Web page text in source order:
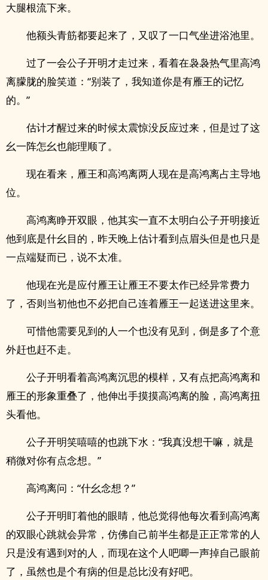
大腿根流下来。
他额头青筋都要起来了，又叹了一口气坐进浴池里。
过了一会公子开明才走过来，看着在袅袅热气里高鸿
离朦胧的脸笑道：“别装了，我知道你是有雁王的记忆
的。”
估计才醒过来的时候太震惊没反应过来，但是过了这
幺一阵怎幺也能理顺了。
现在看来，雁王和高鸿离两人现在是高鸿离占主导地
位。
高鸿离睁开双眼，他其实一直不太明白公子开明接近
他到底是什幺目的，昨天晚上估计看到点眉头但是也只是
一点端疑而已，说不太准。
他现在光是应付雁王让雁王不要太作已经异常费力
了，否则当初他也不必把自己连着雁王一起送进这里来。
可惜他需要见到的人一个也没有见到，倒是多了个意
外赶也赶不走。
公子开明看着高鸿离沉思的模样，又有点把高鸿离和
雁王的形象重叠了，他伸出手摸摸高鸿离的脸，高鸿离扭
头看他。
公子开明笑嘻嘻的也跳下水：“我真没想干嘛，就是
稍微对你有点念想。”
高鸿离问：“什幺念想？”
公子开明盯着他的眼睛，他总觉得他每次看到高鸿离
的双眼心跳就会异常，仿佛自己前半生都是正正常常的人
只是没有遇到对的人，而现在这个人吧唧一声掉自己眼前
了，虽然也是个有病的但是总比没有好吧。